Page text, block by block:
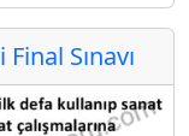
Sınavı